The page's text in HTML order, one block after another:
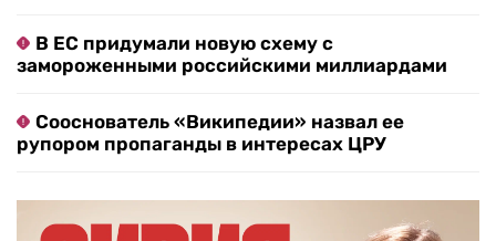
В ЕС придумали новую схему с
замороженными российскими миллиардами
Сооснователь «Википедии» назвал ее
рупором пропаганды в интересах ЦРУ